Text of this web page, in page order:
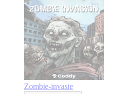
Zombie-invasie